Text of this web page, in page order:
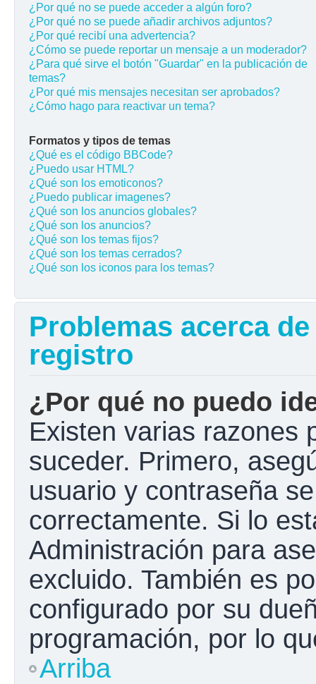
¿Por qué no se puede acceder a algún foro?
¿Por qué no se puede añadir archivos adjuntos?
¿Por qué recibí una advertencia?
¿Cómo se puede reportar un mensaje a un moderador?
¿Para qué sirve el botón "Guardar" en la publicación de
temas?
¿Por qué mis mensajes necesitan ser aprobados?
¿Cómo hago para reactivar un tema?
Formatos y tipos de temas
¿Qué es el código BBCode?
¿Puedo usar HTML?
¿Qué son los emoticonos?
¿Puedo publicar imagenes?
¿Qué son los anuncios globales?
¿Qué son los anuncios?
¿Qué son los temas fijos?
¿Qué son los temas cerrados?
¿Qué son los iconos para los temas?
Problemas acerca
registro
¿Por qué no puedo
Existen varias razones
suceder. Primero,
usuario y contraseña
correctamente. Si lo
Administración para
excluido. También es
configurado por su
programación, por lo
Arriba